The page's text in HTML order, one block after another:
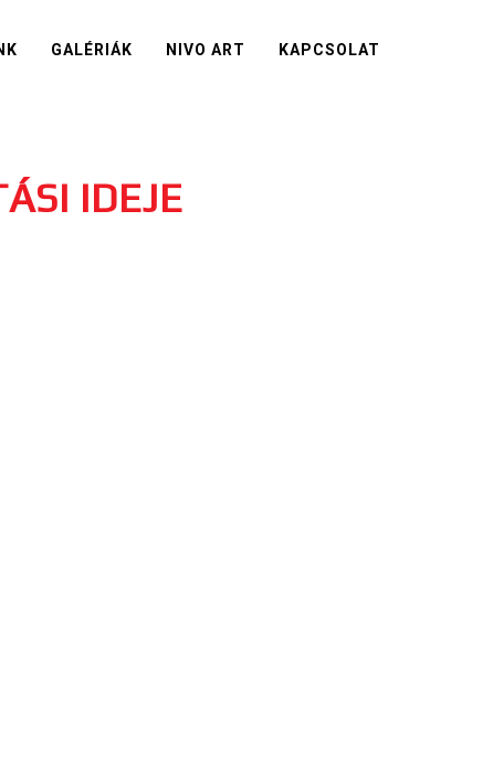
GALÉRIÁK NIVO ART KAPCSOLAT
IDEJE